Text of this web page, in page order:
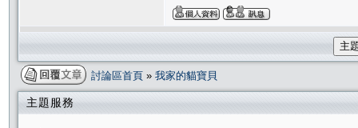
主
討論區首頁 » 我家的貓寶貝
主題服務